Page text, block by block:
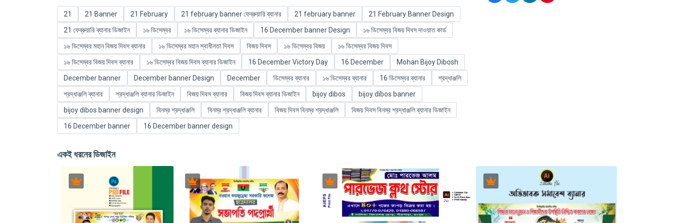
21 21 Banner 21 February 21 february banner ফেব্রুয়ারি ব্যানার 21 february banner
21 February Banner Design
21 ফেব্রুয়ারি ব্যানার ডিজাইন
১৬ ডিসেম্বর ১৬ ডিসেম্বর ব্যানার ডিজাইন 16 December banner Design
১৬ ডিসেম্বর বিজয় দিবস দাওয়াত কার্ড
১৬ ডিসেম্বর মহান বিজয় দিবস ব্যানার
১৬ ডিসেম্বর মহান স্বাধীনতা দিবস বিজয় দিবস ১৬ ডিসেম্বর বিজয়
১৬ ডিসেম্বর বিজয় দিবস
১৬ ডিসেম্বর বিজয় দিবস ব্যানার
১৬ ডিসেম্বর বিজয় দিবস ব্যানার ডিজাইন 16 December Victory Day 16 December
Mohan Bijoy Dibosh
December banner
December banner Design December ডিসেম্বর ব্যানার ১৬ ডিসেম্বর ব্যানার 16 ডিসেম্বর ব্যানার
শ্রদ্ধাঞ্জলি
শ্রদ্ধাঞ্জলি ব্যানার
শ্রদ্ধাঞ্জলি ব্যানার ডিজাইন বিজয় দিবস ব্যানার বিজয় দিবস ব্যানার ডিজাইন bijoy dibos
bijoy dibos banner
bijoy dibos banner design
বিনম্র শ্রদ্ধাঞ্জলি বিনম্র শ্রদ্ধাঞ্জলি ব্যানার বিজয় দিবস বিনম্র শ্রদ্ধাঞ্জলি
বিজয় দিবস বিনম্র শ্রদ্ধাঞ্জলি ব্যানার ডিজাইন
16 December banner
16 December banner design
একই ধরনের ডিজাইন